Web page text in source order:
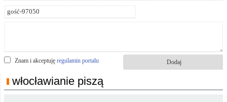
Znam i akceptuję regulamin portalu
włocławianie piszą